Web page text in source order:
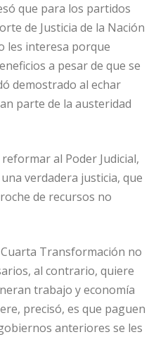
que para los partidos
de Justicia de la Nación
les interesa porque
a pesar de que se
demostrado al echar
parte de la austeridad
al Poder Judicial,
verdadera justicia, que
de recursos no
Transformación no
al contrario, quiere
trabajo y economía
precisó, es que paguen
anteriores se les